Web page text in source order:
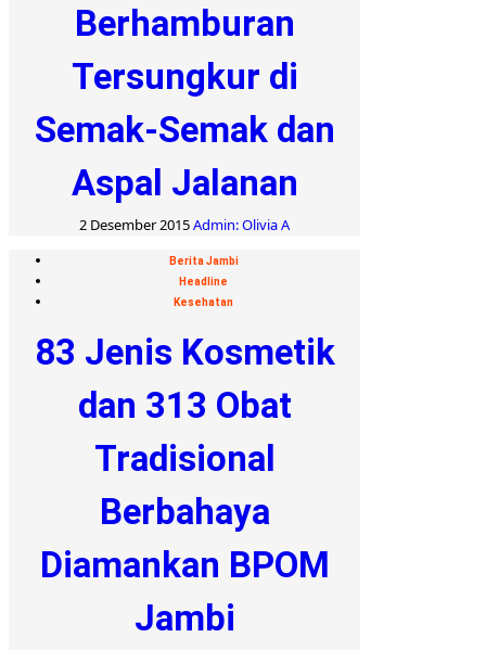
Berhamburan
Tersungkur di
Semak-Semak dan
Aspal Jalanan
2 Desember 2015Admin: Olivia A
Berita Jambi
Headline
Kesehatan
83 Jenis Kosmetik
dan 313 Obat
Tradisional
Berbahaya
Diamankan BPOM
Jambi